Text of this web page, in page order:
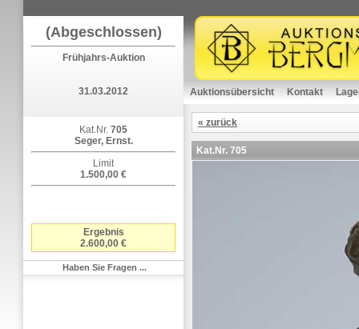
(Abgeschlossen)
Frühjahrs-Auktion
31.03.2012
Kat.Nr. 705
Seger, Ernst.
Limit
1.500,00 €
Ergebnis
2.600,00 €
Haben Sie Fragen ...
Auktionsübersicht Kontakt
« zurück
Kat.Nr. 705